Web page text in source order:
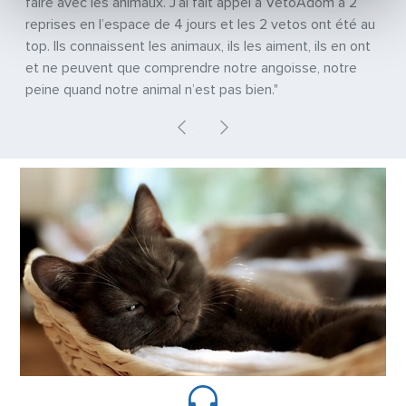
reprises en l’espace de 4 jours et les 2 vetos ont été au
top. Ils connaissent les animaux, ils les aiment, ils en ont
et ne peuvent que comprendre notre angoisse, notre
peine quand notre animal n’est pas bien."
Previous